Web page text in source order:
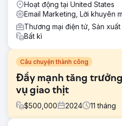
Hoạt động tại United States
Email Marketing, Lời khuyên
Thương mại điện tử, Sản xuất
Bất kì
Câu chuyện thành công
Đẩy mạnh tăng
vụ giao thịt
$500,000 2024 11 tháng